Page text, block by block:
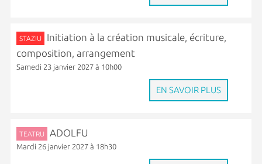
STAZIU
Initiation à la création musicale, écriture,
composition, arrangement
Samedi 23 janvier 2027 à 10h00
EN SAVOIR PLUS
TEATRU ADOLFU
Mardi 26 janvier 2027 à 18h30